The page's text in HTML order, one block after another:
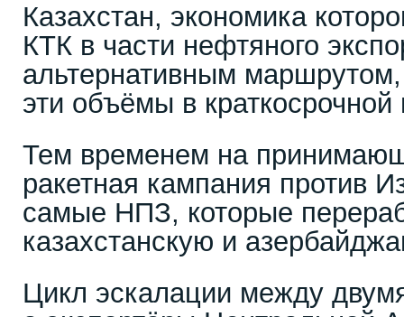
Казахстан, экономика
КТК в части нефтяного
альтернативным
эти объёмы в краткосрочной
Тем временем на
ракетная кампания против
самые НПЗ, которые
казахстанскую и
Цикл эскалации между